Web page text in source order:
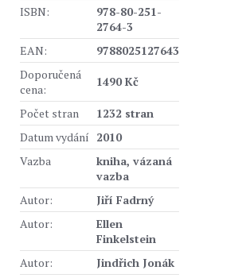
ISBN:
978-80-251-
2764-3
EAN:
9788025127643
Doporučená
cena:
1490 Kč
Počet stran
1232 stran
Datum vydání 2010
Vazba
kniha, vázaná
vazba
Autor:
Jiří Fadrný
Autor:
Ellen
Finkelstein
Autor:
Jindřich Jonák